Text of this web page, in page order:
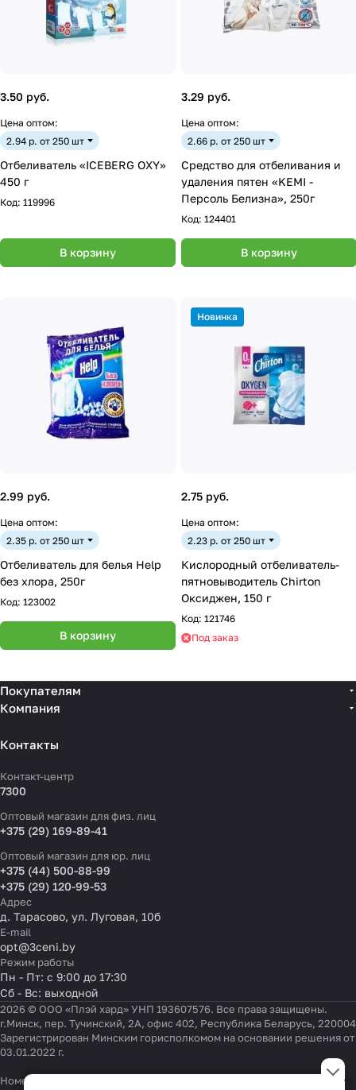
3.50 руб.
Цена оптом:
2.94 р. от 250 шт
Отбеливатель «ICEBERG OXY»
450 г
Код: 119996
В корзину
3.29 руб.
Цена оптом:
2.66 р. от 250 шт
Средство для отбеливания и
удаления пятен «KEMI -
Персоль Белизна», 250г
Код: 124401
В корзину
2.99 руб.
Цена оптом:
2.35 р. от 250 шт
Отбеливатель для белья Help
без хлора, 250г
Код: 123002
В корзину
Новинка
2.75 руб.
Цена оптом:
2.23 р. от 250 шт
Кислородный отбеливатель-
пятновыводитель Chirton
Оксиджен, 150 г
Код: 121746
Под заказ
Покупателям
Компания
Контакты
Контакт-центр
7300
Оптовый магазин для физ. лиц
+375 (29) 169-89-41
Оптовый магазин для юр. лиц
+375 (44) 500-88-99
+375 (29) 120-99-53
Адрес
д. Тарасово, ул. Луговая, 10б
E-mail
opt@3ceni.by
Режим работы
Пн - Пт: с 9:00 до 17:30
Сб - Вс: выходной
2026 © ООО «Плэй хард» УНП 193607576. Все права защищены.
г.Минск, пер. Тучинский, 2А, офис 402, Республика Беларусь, 220004
Зарегистрирован Минским горисполкомом на основании решения от
03.01.2022 г.
Номер телефона работников местных исполнительных и
Настройки файлов cookie